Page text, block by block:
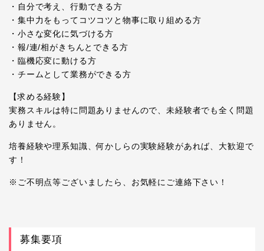
・自分で考え、行動できる方
・集中力をもってコツコツと物事に取り組める方
・小さな変化に気づける方
・報/連/相がきちんとできる方
・臨機応変に動ける方
・チームとして業務ができる方
【求める経験】
実務スキルは特に問題ありませんので、未経験者でも全く問題
ありません。
培養経験や理系知識、何かしらの実験経験があれば、大歓迎で
す！
※ご不明点等ございましたら、お気軽にご連絡下さい！
募集要項